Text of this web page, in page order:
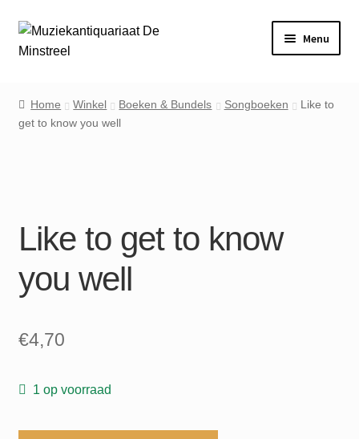
Ga
door
Ga
naar
Menu
Contact
Mijn account
Home Winkel Boeken & Bundels Songboeken
Like to
get to know you well
Like to get to know
you well
€4,70
1 op voorraad